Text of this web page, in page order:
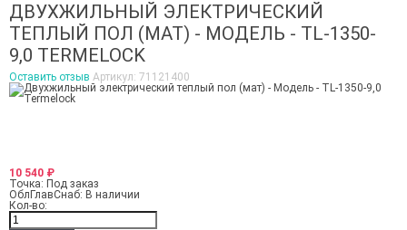
ДВУХЖИЛЬНЫЙ ЭЛЕКТРИЧЕСКИЙ
ТЕПЛЫЙ ПОЛ (МАТ) - МОДЕЛЬ - TL-1350-
9,0 TERMELOCK
Оставить отзыв Артикул: 71121400
10 540 ₽
Точка: Под заказ
ОблГлавСнаб: В наличии
Кол-во: